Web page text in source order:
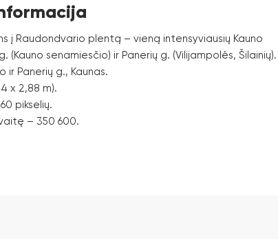
į Raudondvario plentą – vieną intensyviausių Kauno
senamiesčio) ir Panerių g. (Vilijampolės, Šilainių).
Panerių g., Kaunas.
x 2,88 m).
pikselių.
– 350 600.